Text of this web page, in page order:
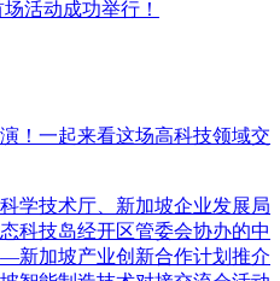
活动成功举行！
！一起来看这场高科技领域交
学技术厅、新加坡企业发展局
科技岛经开区管委会协办的中
新加坡产业创新合作计划推介